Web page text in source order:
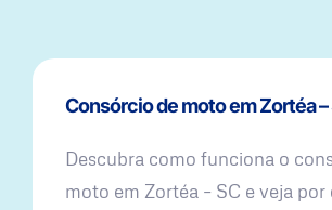
Consórcio de moto em Zortéa –
Descubra como funciona o
moto em Zortéa – SC e veja por